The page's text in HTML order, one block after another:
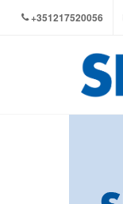
+351217520056